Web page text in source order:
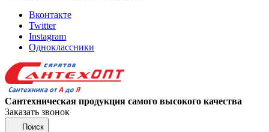
Вконтакте
Twitter
Instagram
Одноклассники
Сантехническая продукция самого высокого качества
Заказать звонок
Поиск